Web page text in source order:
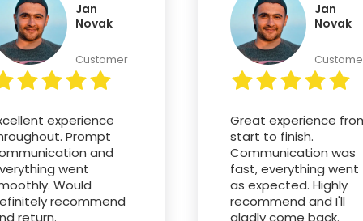
Jan
Novak
Customer
experience
Prompt
and
went
Would
recommend
return.
Jan
Novak
Great experience
start to finish.
Communication was
fast, everything went
as expected. Highly
recommend and I'll
gladly come back.